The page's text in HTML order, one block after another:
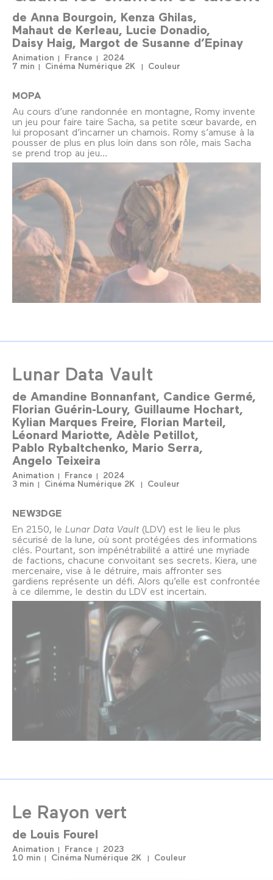
de Anna Bourgoin Kenza Ghilas
Mahaut de Kerleau Lucie Donadio
Daisy Haig Margot de Susanne d’Epinay
Animation France
2024
7 min
Cinéma Numérique 2K Couleur
MOPA
Au cours d’une randonnée en montagne, Romy invente
un jeu pour faire taire Sacha, sa petite sœur bavarde, en
lui proposant d’incarner un chamois. Romy s’amuse à la
pousser de plus en plus loin dans son rôle, mais Sacha
se prend trop au jeu…
Lunar Data Vault
de Amandine Bonnanfant Candice Germé
Florian Guérin-Loury Guillaume Hochart
Kylian Marques Freire Florian Marteil
Léonard Mariotte Adèle Petillot
Pablo Rybaltchenko Mario Serra
Angelo Teixeira
Animation France
2024
3 min
Cinéma Numérique 2K Couleur
NEW3DGE
En 2150, le Lunar Data Vault (LDV) est le lieu le plus
sécurisé de la lune, où sont protégées des informations
clés. Pourtant, son impénétrabilité a attiré une myriade
de factions, chacune convoitant ses secrets. Kiera, une
mercenaire, vise à le détruire, mais affronter ses
gardiens représente un défi. Alors qu’elle est confrontée
à ce dilemme, le destin du LDV est incertain.
Le Rayon vert
de Louis Fourel
Animation France
2023
10 min
Cinéma Numérique 2K Couleur